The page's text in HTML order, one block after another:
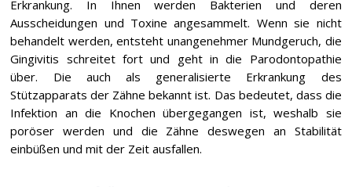
Erkrankung. In Ihnen werden Bakterien und deren
Ausscheidungen und Toxine angesammelt. Wenn sie nicht
behandelt werden, entsteht unangenehmer Mundgeruch, die
Gingivitis schreitet fort und geht in die Parodontopathie
über. Die auch als generalisierte Erkrankung des
Stützapparats der Zähne bekannt ist. Das bedeutet, dass die
Infektion an die Knochen übergegangen ist, weshalb sie
poröser werden und die Zähne deswegen an Stabilität
einbüßen und mit der Zeit ausfallen.